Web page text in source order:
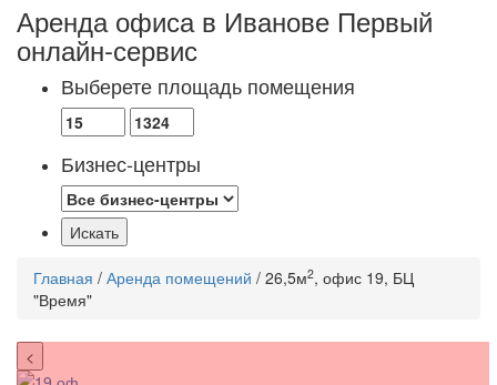
Аренда офиса в Иванове Первый
онлайн-сервис
Выберете площадь помещения
Бизнес-центры
Главная / Аренда помещений / 26,5м2, офис 19, БЦ
"Время"
<